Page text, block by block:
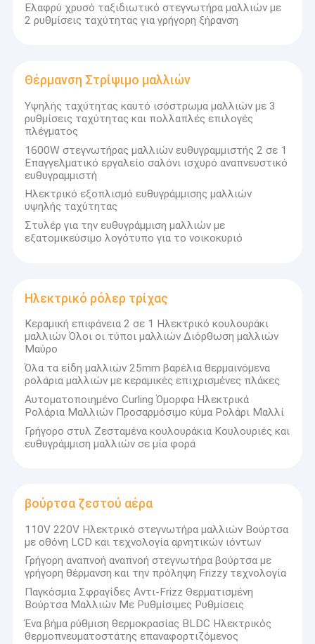
Ελαφρύ χρυσό ταξιδιωτικό στεγνωτήρα μαλλιών με
2 ρυθμίσεις ταχύτητας για γρήγορη ξήρανση
Θέρμανση Στρίψιμο μαλλιών
Υψηλής ταχύτητας καυτό ισόστρωμα μαλλιών με 3
ρυθμίσεις ταχύτητας και πολλαπλές επιλογές
πλέγματος
1600W στεγνωτήρας μαλλιών ευθυγραμμιστής 2 σε 1
Επαγγελματικό εργαλείο σαλόνι ισχυρό αναπνευστικό
ευθυγραμμιστή
Ηλεκτρικό εξοπλισμό ευθυγράμμισης μαλλιών
υψηλής ταχύτητας
Στυλέρ για την ευθυγράμμιση μαλλιών με
εξατομικεύσιμο λογότυπο για το νοικοκυριό
Ηλεκτρικό ρόλερ τρίχας
Κεραμική επιφάνεια 2 σε 1 Ηλεκτρικό κουλουράκι
μαλλιών Όλοι οι τύποι μαλλιών Διόρθωση μαλλιών
Μαύρο
Όλα τα είδη μαλλιών 25mm βαρέλια θερμαινόμενα
ρολάρια μαλλιών με κεραμικές επιχρισμένες πλάκες
Αυτοματοποιημένο Curling Όμορφα Ηλεκτρικά
Ρολάρια Μαλλιών Προσαρμόσιμο κύμα Ρολάρι Μαλλί
Γρήγορο στυλ Ζεσταμένα κουλουράκια Κουλουριές και
ευθυγράμμιση μαλλιών σε μία φορά
βούρτσα ζεστού αέρα
110V 220V Ηλεκτρικό στεγνωτήρα μαλλιών Βούρτσα
με οθόνη LCD και τεχνολογία αρνητικών ιόντων
Γρήγορη αναπνοή αναπνοή στεγνωτήρα βούρτσα με
γρήγορη θέρμανση και την πρόληψη Frizzy τεχνολογία
Παγκόσμια Σφραγίδες Αντι-Frizz Θερματισμένη
Βούρτσα Μαλλιών Με Ρυθμίσιμες Ρυθμίσεις
Ένα βήμα ρύθμιση θερμοκρασίας BLDC Ηλεκτρικός
θερμοπνευματοστάτης επαναφορτιζόμενος